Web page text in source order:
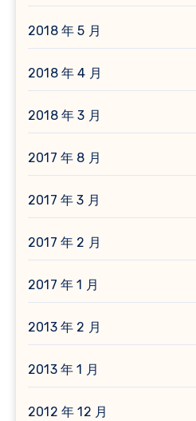
2018 年 5 月
2018 年 4 月
2018 年 3 月
2017 年 8 月
2017 年 3 月
2017 年 2 月
2017 年 1 月
2013 年 2 月
2013 年 1 月
2012 年 12 月